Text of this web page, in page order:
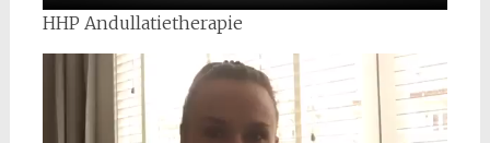
HHP Andullatietherapie